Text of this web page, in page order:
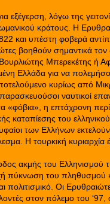
εξέγερση, λόγω της
κράτους. Η
και υπέστη φοβερά
βοηθούν σημαντικά
Μπερεκέτης ή
Ελλάδα για να
κυρίως από
ναυτικοί
«φόβια», η επτάχρονη
καταπίεσης του ελληνικού
των Ελλήνων
Η τουρκική κυριαρχία
ακμής του Ελληνισμού
πύκνωση του πληθυσμού
πολιτισμικό. Οι
στον πόλεμο του ‘97,